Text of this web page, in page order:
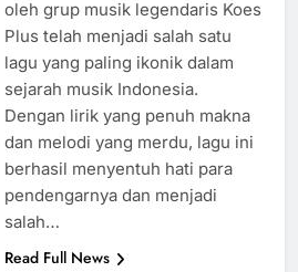
oleh grup musik legendaris Koes
Plus telah menjadi salah satu
lagu yang paling ikonik dalam
sejarah musik Indonesia.
Dengan lirik yang penuh makna
dan melodi yang merdu, lagu ini
berhasil menyentuh hati para
pendengarnya dan menjadi
salah…
Read Full News